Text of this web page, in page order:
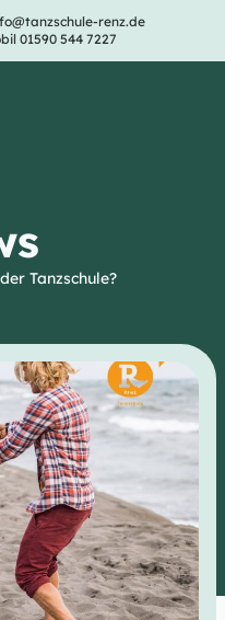
renz.de
01590 544 7227
Tanzschule?